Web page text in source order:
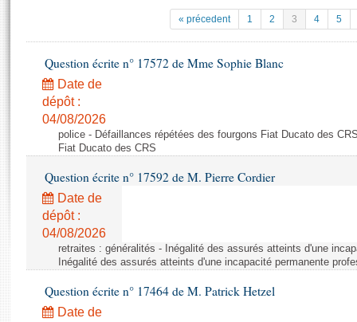
Projets de loi
Propositions de loi
Amendements
Textes adoptés
Rapports législatifs
Rapports sur l'application des lois
Baromètre de l’application des lois
Dossiers législatifs
Budget et sécurité sociale
Documents de référence
( Constitution | Règlement de l'Assemblée ... )
Histoire
Juniors
Anciennes législatures
Contacts et plan d'accès
Photos libres de droit
« précedent 1 2 3 4 5
Question écrite n° 17572 de Mme Sophie Blanc
Date de
dépôt :
04/08/2026
police - Défaillances répétées des fourgons Fiat Ducato des
Fiat Ducato des CRS
Question écrite n° 17592 de M. Pierre Cordier
Date de
dépôt :
04/08/2026
retraites : généralités - Inégalité des assurés atteints d'une
Inégalité des assurés atteints d'une incapacité permanente
Question écrite n° 17464 de M. Patrick Hetzel
Date de